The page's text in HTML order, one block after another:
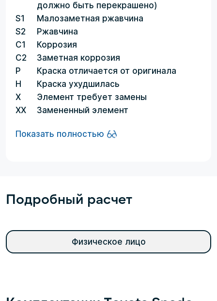
должно быть перекрашено)
S1
Малозаметная ржавчина
S2
Ржавчина
C1
Коррозия
C2
Заметная коррозия
P
Краска отличается от оригинала
H
Краска ухудшилась
X
Элемент требует замены
XX
Замененный элемент
Показать полностью
Подробный расчет
Физическое лицо